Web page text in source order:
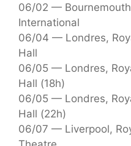
06/02 —
International
06/04 — Londres,
Hall
06/05 — Londres,
Hall (18h)
06/05 — Londres,
Hall (22h)
06/07 — Liverpool,